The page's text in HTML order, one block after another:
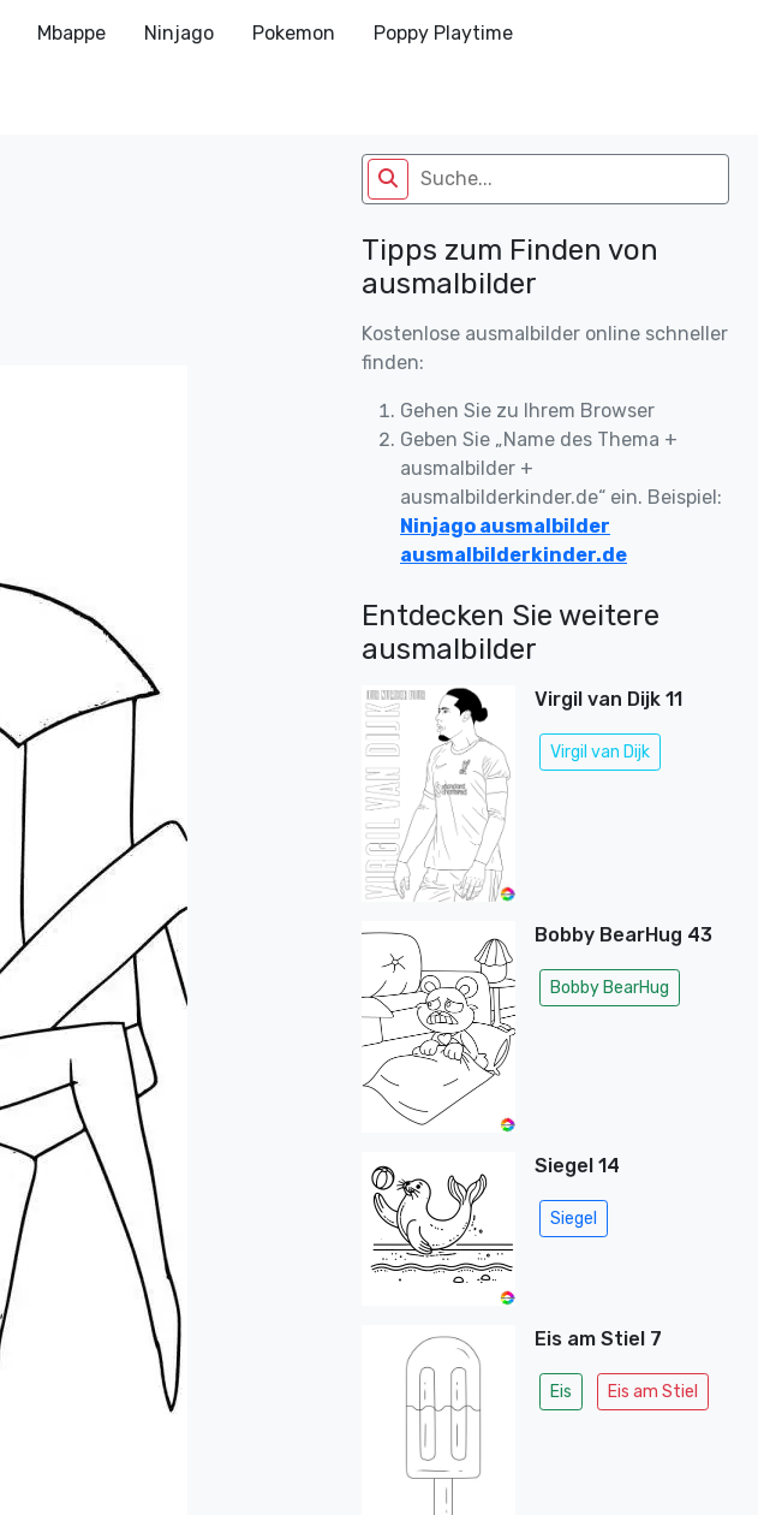
Mbappe Ninjago Pokemon Poppy Playtime
Tipps zum Finden von
ausmalbilder
Kostenlose ausmalbilder online schneller
finden:
Gehen Sie zu Ihrem Browser
Geben Sie „Name des Thema +
ausmalbilder +
ausmalbilderkinder.de“ ein. Beispiel:
Ninjago ausmalbilder
ausmalbilderkinder.de
Entdecken Sie weitere
ausmalbilder
Virgil van Dijk 11
Virgil van Dijk
Bobby BearHug 43
Bobby BearHug
Siegel 14
Siegel
Eis am Stiel 7
Eis Eis am Stiel